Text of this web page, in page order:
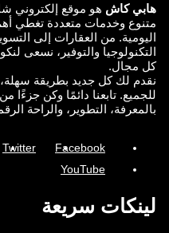
هابي كاش هو موقع إلكتروني
متنوع وخدمات متعددة تغطي
اليومية. من العقارات إلى
التكنولوجيا والتوفير، نسعى
كل مجال.
نقدم لك كل جديد بطريقة سهلة،
للجميع. تابعنا دائمًا وكن جزءًا
بالمعرفة، التطوير، والراحة
Facebook
Twitter
YouTube
لينكات سريعة